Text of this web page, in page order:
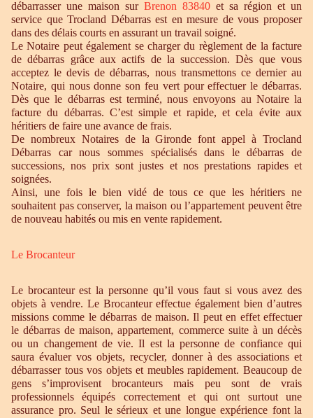
débarrasser une maison sur Brenon 83840 et sa région et un
service que Trocland Débarras est en mesure de vous proposer
dans des délais courts en assurant un travail soigné.
Le Notaire peut également se charger du règlement de la facture
de débarras grâce aux actifs de la succession. Dès que vous
acceptez le devis de débarras, nous transmettons ce dernier au
Notaire, qui nous donne son feu vert pour effectuer le débarras.
Dès que le débarras est terminé, nous envoyons au Notaire la
facture du débarras. C’est simple et rapide, et cela évite aux
héritiers de faire une avance de frais.
De nombreux Notaires de la Gironde font appel à Trocland
Débarras car nous sommes spécialisés dans le débarras de
successions, nos prix sont justes et nos prestations rapides et
soignées.
Ainsi, une fois le bien vidé de tous ce que les héritiers ne
souhaitent pas conserver, la maison ou l’appartement peuvent être
de nouveau habités ou mis en vente rapidement.
Le Brocanteur
Le brocanteur est la personne qu’il vous faut si vous avez des
objets à vendre. Le Brocanteur effectue également bien d’autres
missions comme le débarras de maison. Il peut en effet effectuer
le débarras de maison, appartement, commerce suite à un décès
ou un changement de vie. Il est la personne de confiance qui
saura évaluer vos objets, recycler, donner à des associations et
débarrasser tous vos objets et meubles rapidement. Beaucoup de
gens s’improvisent brocanteurs mais peu sont de vrais
professionnels équipés correctement et qui ont surtout une
assurance pro. Seul le sérieux et une longue expérience font la